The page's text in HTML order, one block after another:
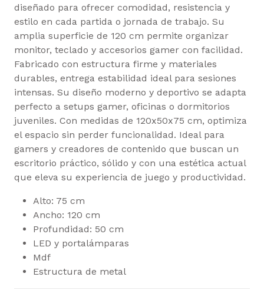
diseñado para ofrecer comodidad, resistencia y
estilo en cada partida o jornada de trabajo. Su
amplia superficie de 120 cm permite organizar
monitor, teclado y accesorios gamer con facilidad.
Fabricado con estructura firme y materiales
durables, entrega estabilidad ideal para sesiones
intensas. Su diseño moderno y deportivo se adapta
perfecto a setups gamer, oficinas o dormitorios
juveniles. Con medidas de 120x50x75 cm, optimiza
el espacio sin perder funcionalidad. Ideal para
gamers y creadores de contenido que buscan un
escritorio práctico, sólido y con una estética actual
que eleva su experiencia de juego y productividad.
Alto: 75 cm
Ancho: 120 cm
Profundidad: 50 cm
LED y portalámparas
Mdf
Estructura de metal